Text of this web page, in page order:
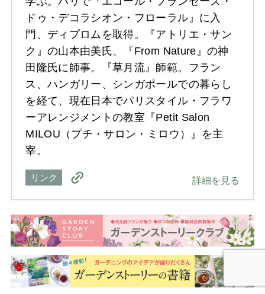
ドゥ・デコラシオン・フローラル』に入
門、ディプロムを取得。『アトリエ・サン
ク』の山本由美氏、『From Nature』の神
田隆氏に師事。『草月流』師範。フラン
ス、ハンガリー、シンガポールでの暮らし
を経て、現在日本でパリスタイル・フラワ
ーアレンジメントの教室『Petit Salon
MILOU（プチ・サロン・ミロウ）』を主
宰。
リンク 詳細を見る